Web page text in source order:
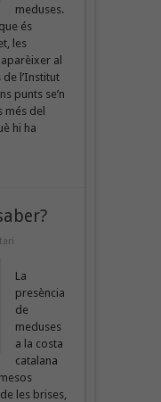
meduses.
és
les
al
l’Institut
punts se’n
més del
hi ha
La
presència
de
meduses
a la costa
catalana
les brises,